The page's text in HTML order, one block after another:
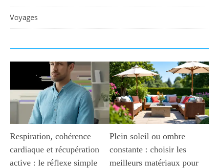
Voyages
Respiration, cohérence
cardiaque et récupération
active : le réflexe simple
Plein soleil ou ombre
constante : choisir les
meilleurs matériaux pour